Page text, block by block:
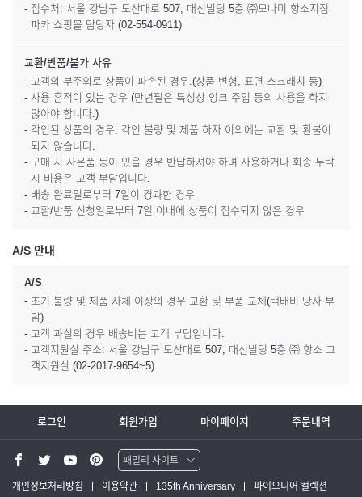
- 접수처: 서울 강남구 도산대로 507, 대신빌딩 5층 ㈜모나미 항소지점
파카 쇼핑몰 담당자 (02-554-0911)
교환/반품/불가 사유
- 고객의 부주의로 상품이 파손된 경우.(상품 변형, 표면 스크래치 등)
- 사용 흔적이 있는 경우 (만년필은 특성상 잉크 주입 등의 사용을 하지
않아야 합니다.)
- 각인된 상품의 경우, 각인 불량 및 제품 하자 이외에는 교환 및 환불이
되지 않습니다.
- 구매 시 사은품 등이 있을 경우 반납하셔야 하며 사용하거나 회송 누락
시 비용은 고객 부담입니다.
- 배송 완료일로부터 7일이 경과한 경우
- 교환/반품 신청일로부터 7일 이내에 상품이 접수되지 않은 경우
A/S 안내
A/S
- 초기 불량 및 제품 자체 이상의 경우 교환 및 부품 교체(택배비 당사 부
담)
- 고객 과실의 경우 배송비는 고객 부담입니다.
- 고객지원실 주소: 서울 강남구 도산대로 507, 대신빌딩 5층 ㈜ 항소 고
객지원실 (02-2017-9654~5)
로그인 회원가입 마이페이지 주문내역
패밀리 사이트
워터맨 쇼핑몰
개인정보처리방침 이용약관 135th Anniversary 파이오니어 컬렉션